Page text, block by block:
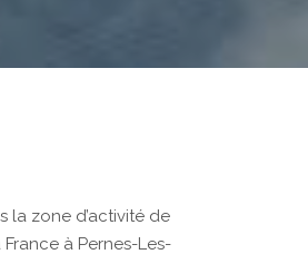
la zone d’activité de
à Pernes-Les-